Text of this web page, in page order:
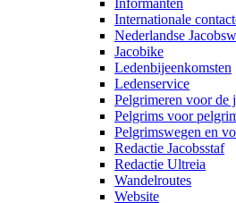
Informanten
Internationale
Nederlandse
Jacobike
Ledenbijeenkomsten
Ledenservice
Pelgrimeren voor de
Pelgrims voor
Pelgrimswegen en
Redactie Jacobsstaf
Redactie Ultreia
Wandelroutes
Website